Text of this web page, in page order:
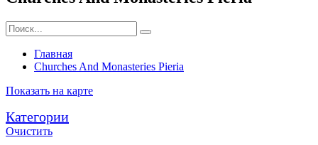
Главная
Churches And Monasteries Pieria
Показать на карте
Категории
Очистить